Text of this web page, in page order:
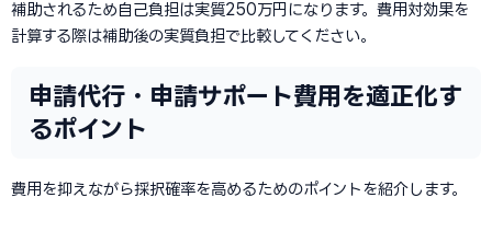
補助されるため自己負担は実質250万円になります。費用対効果を
計算する際は補助後の実質負担で比較してください。
申請代行・申請サポート費用を適正化す
るポイント
費用を抑えながら採択確率を高めるためのポイントを紹介します。